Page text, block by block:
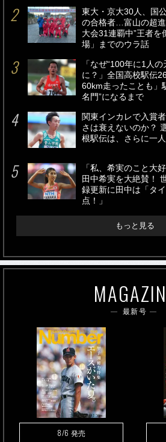
東大・京大30人、国
の合格者…富山の超
大会31連覇中”王者を
場」までのウラ話
「なぜ“100年に1人
に？」全国高校駅伝
60km走ったことも」
名門”になるまで
関東インカレで入賞
さは衰えないのか？
根駅伝は、さらに一人
「私、希実のこと大
田中希実を大絶賛！
録更新に田中は「タ
点！」
もっと見る
最新号
8/6 発売